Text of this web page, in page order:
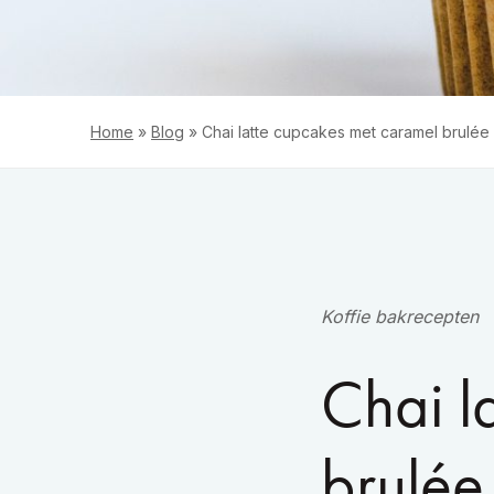
Home » Blog » Chai latte cupcakes met caramel brulée
Koffie bakrecepten
Chai